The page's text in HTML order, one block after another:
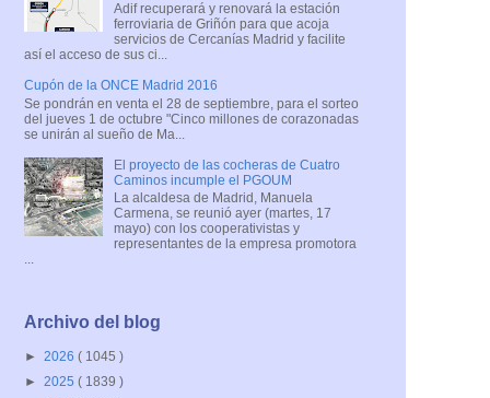
Adif recuperará y renovará la estación
ferroviaria de Griñón para que acoja
servicios de Cercanías Madrid y facilite
así el acceso de sus ci...
Cupón de la ONCE Madrid 2016
Se pondrán en venta el 28 de septiembre, para el sorteo
del jueves 1 de octubre "Cinco millones de corazonadas
se unirán al sueño de Ma...
El proyecto de las cocheras de Cuatro
Caminos incumple el PGOUM
La alcaldesa de Madrid, Manuela
Carmena, se reunió ayer (martes, 17
mayo) con los cooperativistas y
representantes de la empresa promotora
...
Archivo del blog
► 2026 ( 1045 )
► 2025 ( 1839 )